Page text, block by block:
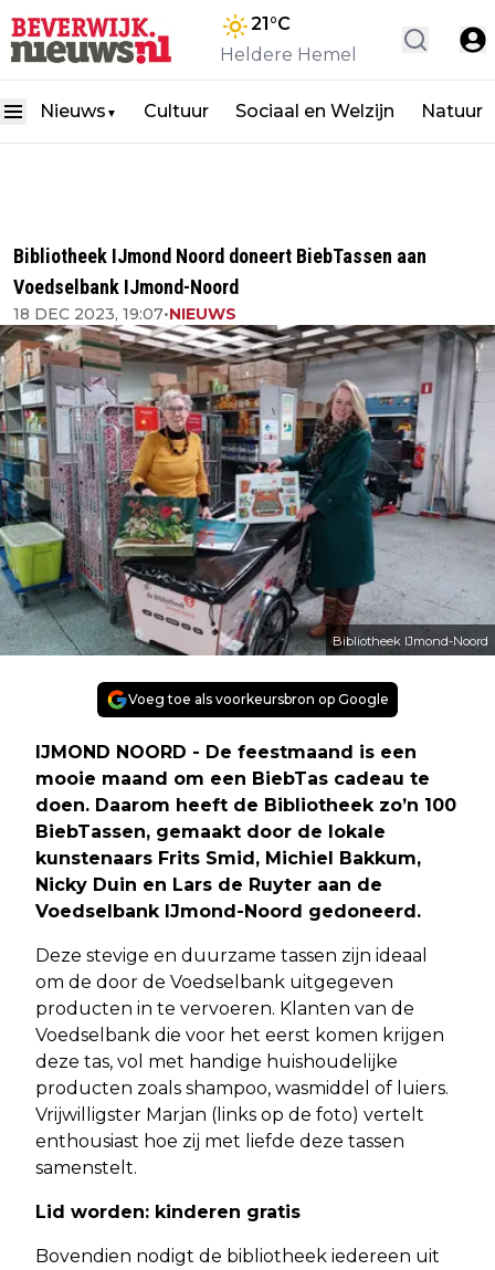
21°C
Heldere Hemel
Nieuws ▼ Cultuur Sociaal en Welzijn Natuur
Bibliotheek IJmond Noord doneert BiebTassen aan
Voedselbank IJmond-Noord
18 DEC 2023, 19:07•NIEUWS
Bibliotheek IJmond-Noord
Voeg toe als voorkeursbron op Google
IJMOND NOORD - De feestmaand is een
mooie maand om een BiebTas cadeau te
doen. Daarom heeft de Bibliotheek zo’n 100
BiebTassen, gemaakt door de lokale
kunstenaars Frits Smid, Michiel Bakkum,
Nicky Duin en Lars de Ruyter aan de
Voedselbank IJmond-Noord gedoneerd.
Deze stevige en duurzame tassen zijn ideaal
om de door de Voedselbank uitgegeven
producten in te vervoeren. Klanten van de
Voedselbank die voor het eerst komen krijgen
deze tas, vol met handige huishoudelijke
producten zoals shampoo, wasmiddel of luiers.
Vrijwilligster Marjan (links op de foto) vertelt
enthousiast hoe zij met liefde deze tassen
samenstelt.
Lid worden: kinderen gratis
Bovendien nodigt de bibliotheek iedereen uit